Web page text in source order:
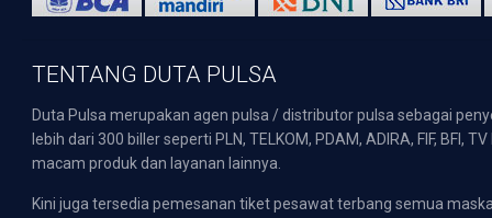
TENTANG DUTA PULSA
Duta Pulsa merupakan agen pulsa / distributor pulsa sebagai
lebih dari 300 biller seperti PLN, TELKOM, PDAM, ADIRA, FIF,
macam produk dan layanan lainnya.
Kini juga tersedia pemesanan tiket pesawat terbang semua